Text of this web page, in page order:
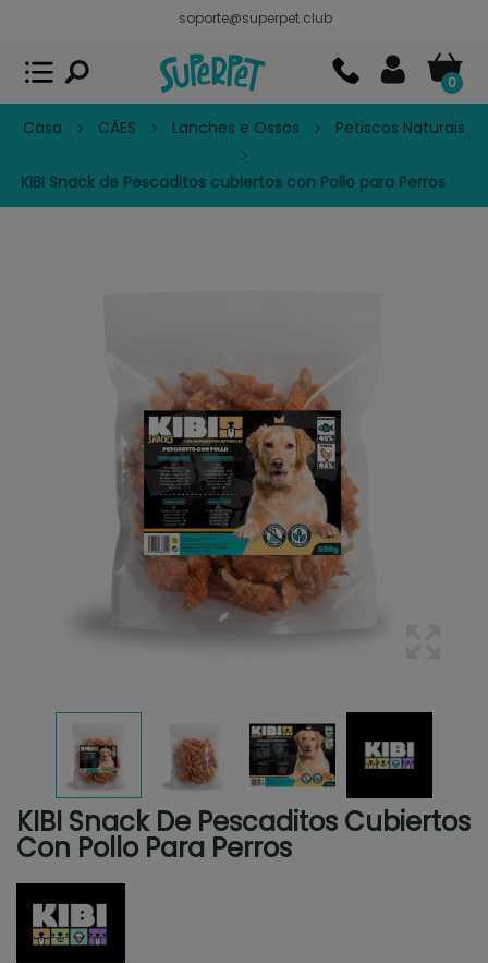
soporte@superpet.club
0
Casa CÃES Lanches e Ossos Petiscos Naturais
KIBI Snack de Pescaditos cubiertos con Pollo para Perros
KIBI Snack De Pescaditos Cubiertos
Con Pollo Para Perros
Superpet, comida para mascotas
APP GRATIS - En Google Play